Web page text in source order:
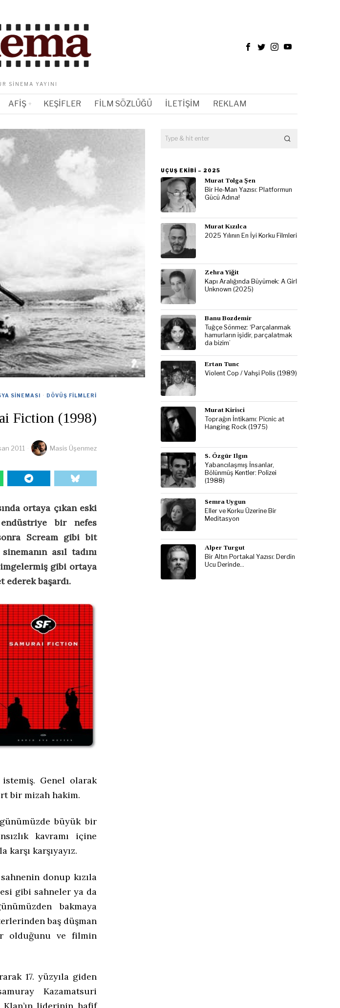
SINEMA YAYINI
AFIŞ KEŞIFLER FILM SÖZLÜĞÜ İLETIŞIM REKLAM
SINEMASI · DÖVÜŞ FILMLERI
Fiction (1998)
2011 Masis Üşenmez
ortaya çıkan eski
bir nefes
sonra Scream gibi bit
asıl tadını
gibi ortaya
başardı.
Genel olarak
bir mizah hakim.
büyük bir
kavramı içine
karşı karşıyayız.
donup kızıla
gibi sahneler ya da
bakmaya
baş düşman
olduğunu ve filmin
17. yüzyıla giden
Kazamatsuri
UÇUŞ EKIBI – 2025
Murat Tolga Şen
Bir He-Man Yazısı: Platformun
Gücü Adına!
Murat Kızılca
2025 Yılının En İyi Korku Filmleri
Zehra Yiğit
Kapı Aralığında Büyümek: A Girl
Unknown (2025)
Banu Bozdemir
Tuğçe Sönmez: ‘Parçalanmak
hamurların işidir, parçalatmak
da bizim’
Ertan Tunc
Violent Cop / Vahşi Polis (1989)
Murat Kirisci
Toprağın İntikamı: Picnic at
Hanging Rock (1975)
S. Özgür Ilgın
Yabancılaşmış İnsanlar,
Bölünmüş Kentler: Polizei
(1988)
Semra Uygun
Eller ve Korku Üzerine Bir
Meditasyon
Alper Turgut
Bir Altın Portakal Yazısı: Derdin
Ucu Derinde…